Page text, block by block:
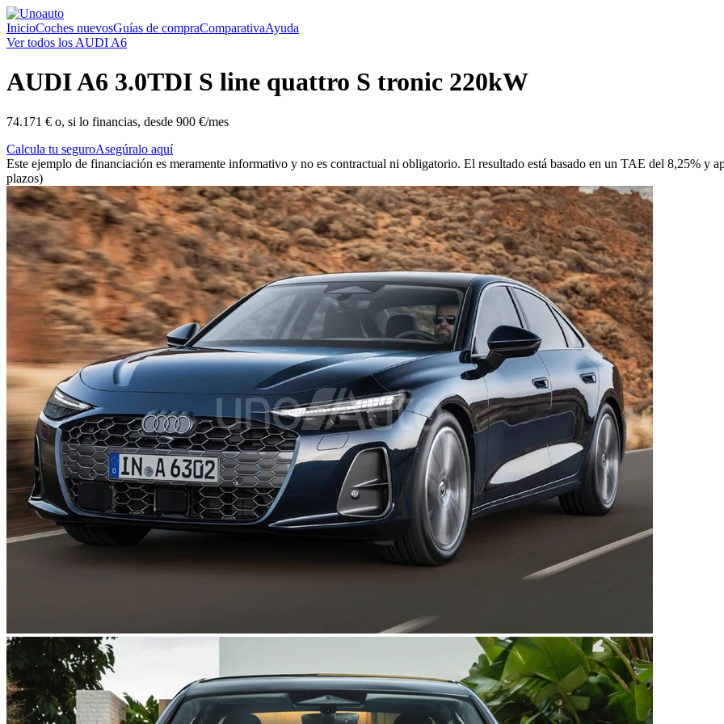
InicioCoches nuevosGuías de compraComparativaAyuda
Ver todos los AUDI A6
AUDIA6 3.0TDI S line quattro S tronic 220kW
74.171 € o, si lo financias, desde 900 €/mes
Calcula tu seguroAsegúralo aquí
Este ejemplo de financiación es meramente informativo y no es contractual ni obligatorio. El resultado está basado en un TAE del 8,25% y
plazos)